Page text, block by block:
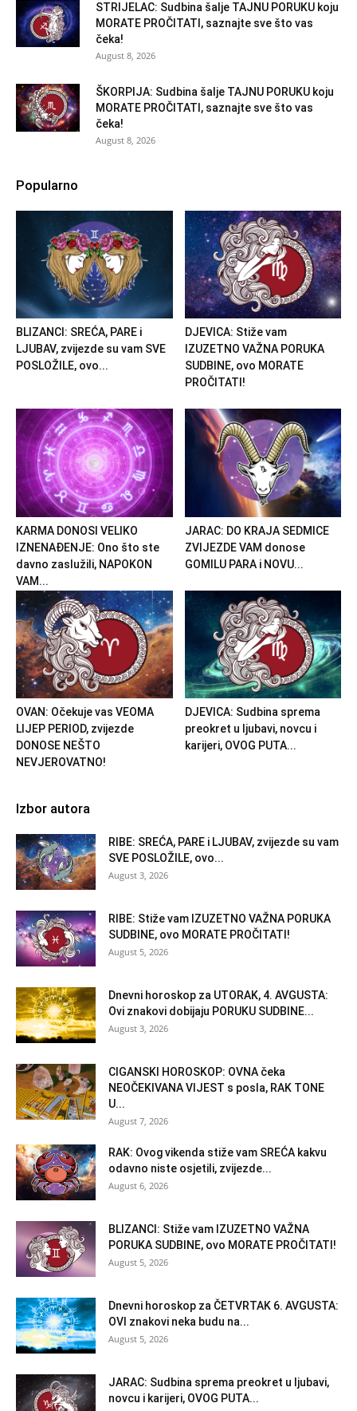
STRIJELAC: Sudbina šalje TAJNU PORUKU koju
MORATE PROČITATI, saznajte sve što vas
čeka!
August 8, 2026
ŠKORPIJA: Sudbina šalje TAJNU PORUKU koju
MORATE PROČITATI, saznajte sve što vas
čeka!
August 8, 2026
Popularno
BLIZANCI: SREĆA, PARE i
LJUBAV, zvijezde su vam SVE
POSLOŽILE, ovo...
DJEVICA: Stiže vam
IZUZETNO VAŽNA PORUKA
SUDBINE, ovo MORATE
PROČITATI!
KARMA DONOSI VELIKO
IZNENAĐENJE: Ono što ste
davno zaslužili, NAPOKON
VAM...
JARAC: DO KRAJA SEDMICE
ZVIJEZDE VAM donose
GOMILU PARA i NOVU...
OVAN: Očekuje vas VEOMA
LIJEP PERIOD, zvijezde
DONOSE NEŠTO
NEVJEROVATNO!
DJEVICA: Sudbina sprema
preokret u ljubavi, novcu i
karijeri, OVOG PUTA...
Izbor autora
RIBE: SREĆA, PARE i LJUBAV, zvijezde su vam
SVE POSLOŽILE, ovo...
August 3, 2026
RIBE: Stiže vam IZUZETNO VAŽNA PORUKA
SUDBINE, ovo MORATE PROČITATI!
August 5, 2026
Dnevni horoskop za UTORAK, 4. AVGUSTA:
Ovi znakovi dobijaju PORUKU SUDBINE...
August 3, 2026
CIGANSKI HOROSKOP: OVNA čeka
NEOČEKIVANA VIJEST s posla, RAK TONE
U...
August 7, 2026
RAK: Ovog vikenda stiže vam SREĆA kakvu
odavno niste osjetili, zvijezde...
August 6, 2026
BLIZANCI: Stiže vam IZUZETNO VAŽNA
PORUKA SUDBINE, ovo MORATE PROČITATI!
August 5, 2026
Dnevni horoskop za ČETVRTAK 6. AVGUSTA:
OVI znakovi neka budu na...
August 5, 2026
JARAC: Sudbina sprema preokret u ljubavi,
novcu i karijeri, OVOG PUTA...